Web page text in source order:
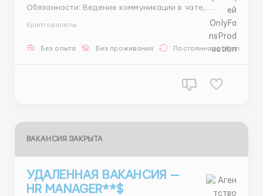
Обязанности: Ведение коммуникации в чате,
внутренней отчетности. Работать необходимо
Криптовалюты
Без опыта Без проживания Постоянная работа
ВАКАНСИЯ ЗАКРЫТА
УДАЛЕННАЯ ВАКАНСИЯ —
HR MANAGER**$